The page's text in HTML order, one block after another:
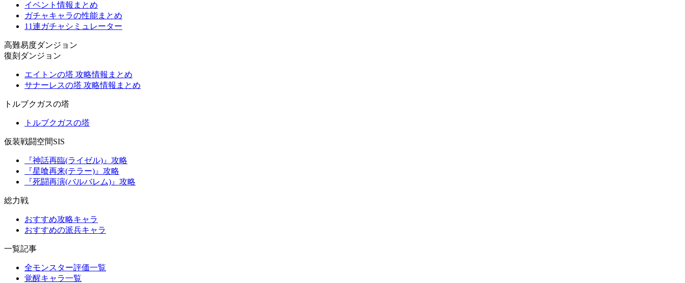
イベント情報まとめ
ガチャキャラの性能まとめ
11連ガチャシミュレーター
高難易度ダンジョン
復刻ダンジョン
エイトンの塔 攻略情報まとめ
サナーレスの塔 攻略情報まとめ
トルブクガスの塔
トルブクガスの塔
仮装戦闘空間SIS
『神話再臨(ライゼル)』攻略
『星喰再来(テラー)』攻略
『死闘再演(バルバレム)』攻略
総力戦
おすすめ攻略キャラ
おすすめの派兵キャラ
一覧記事
全モンスター評価一覧
覚醒キャラ一覧